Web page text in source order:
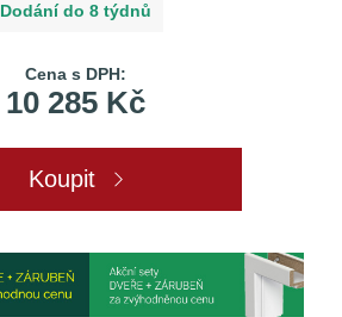
Dodání do 8 týdnů
Cena s DPH:
10 285 Kč
Koupit